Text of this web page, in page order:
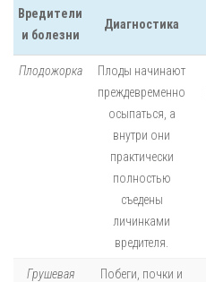
Вредители
и болезни
Диагностика
Плодожорка
Плоды начинают
преждевременно
осыпаться, а
внутри они
практически
полностью
съедены
личинками
вредителя.
Грушевая
Побеги, почки и